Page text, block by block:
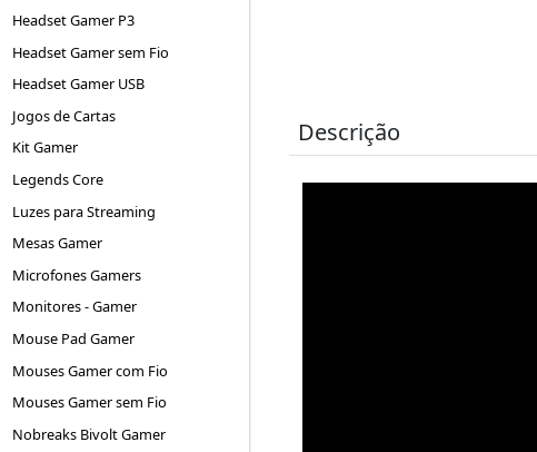
Headset Gamer P3
Headset Gamer sem Fio
Headset Gamer USB
Jogos de Cartas
Kit Gamer
Legends Core
Luzes para Streaming
Mesas Gamer
Microfones Gamers
Monitores - Gamer
Mouse Pad Gamer
Mouses Gamer com Fio
Mouses Gamer sem Fio
Nobreaks Bivolt Gamer
Descrição